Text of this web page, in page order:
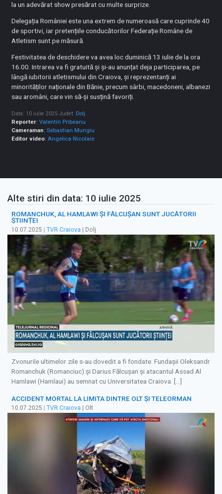
la un adevărat show presărat cu multe surprize.
Delegația României este una extrem de numeroasă care cuprinde 40
de sportivi, iar pretențiile conducătorilor Federație Române de
Atletism sunt pe măsură.
Festivitatea de deschidere va avea loc duminică 13 iulie de la ora
16.00. Intrarea va fi gratuită și și-au anunțat deja participarea, pe
lângă iubitorii atletismului din Craiova, și reprezentanți ai
minorităților naționale din Bănie, precum sârbi, macedoneni, albanezi
sau aromâni, care vin să-și susțină favoriți.
Data: 10 iulie 2025 Judet: Dolj
Reporter:Valentin Pribeanu
Cameraman:Sebastian Mungiu
Editor video:Angelica Nicolaie
Alte stiri din data: 10 iulie 2025
ROMANCHUK, AL HAMLAWI ȘI FĂLCUȘAN SUNT JUCĂTORII
ȘTIINȚEI
10.07.2025 TVR Craiova | Dolj
Zvonurile ultimelor zile s-au dovedit a fi fondate. Fundașii Oleksandr
Romanchuk (Romanciuc) și Darius Fălcușan și atacantul Assad Al
Hamlawi (Hamlaui) au semnat cu Universitatea Craiova. […]
ACCIDENT MORTAL LA LIMITA DINTRE OLT ȘI TELEORMAN
10.07.2025 | TVR Craiova | Olt